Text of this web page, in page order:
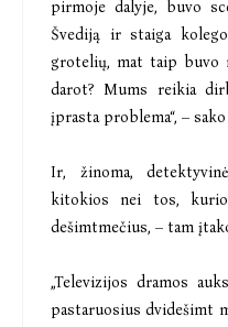
pirmoje dalyje, buvo
Švediją ir staiga
grotelių, mat taip buvo
darot? Mums reikia
įprasta problema“, – sako
Ir, žinoma,
kitokios nei tos,
dešimtmečius, – tam
„Televizijos dramos
pastaruosius dvidešimt